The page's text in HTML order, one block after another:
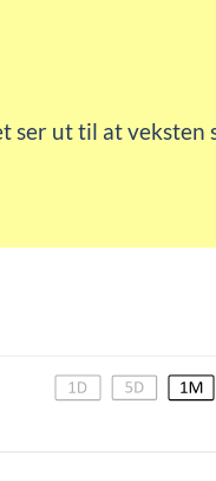
ser ut til at